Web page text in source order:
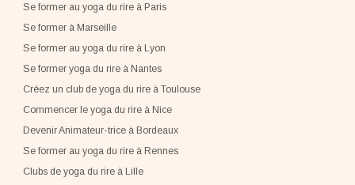
Se former au yoga du rire à Paris
Se former à Marseille
Se former au yoga du rire à Lyon
Se former yoga du rire à Nantes
Créez un club de yoga du rire à Toulouse
Commencer le yoga du rire à Nice
Devenir Animateur-trice à Bordeaux
Se former au yoga du rire à Rennes
Clubs de yoga du rire à Lille